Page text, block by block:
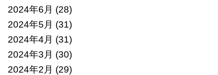
2024年6月 (28)
2024年5月 (31)
2024年4月 (31)
2024年3月 (30)
2024年2月 (29)